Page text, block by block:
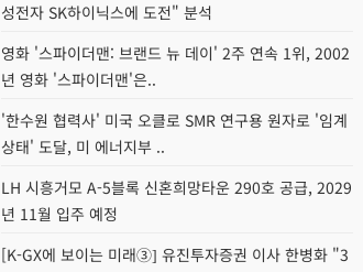
성전자 SK하이닉스에 도전" 분석
영화 '스파이더맨: 브랜드 뉴 데이' 2주 연속 1위, 2002
년 영화 '스파이더맨'은..
'한수원 협력사' 미국 오클로 SMR 연구용 원자로 '임계
상태' 도달, 미 에너지부 ..
LH 시흥거모 A-5블록 신혼희망타운 290호 공급, 2029
년 11월 입주 예정
[K-GX에 보이는 미래③] 유진투자증권 이사 한병화 "3